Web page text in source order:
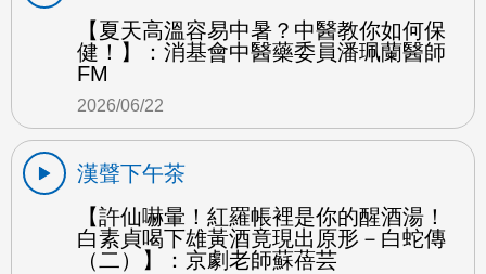
【夏天高溫容易中暑？中醫教你如何保
健！】：消基會中醫藥委員潘珮蘭醫師
FM
2026/06/22
漢聲下午茶
【許仙嚇暈！紅羅帳裡是你的醒酒湯！
白素貞喝下雄黃酒竟現出原形－白蛇傳
（二）】：京劇老師蘇蓓芸